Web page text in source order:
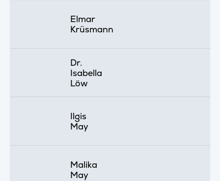
Elmar
Krüsmann
Dr.
Isabella
Löw
Ilgis
May
Malika
May